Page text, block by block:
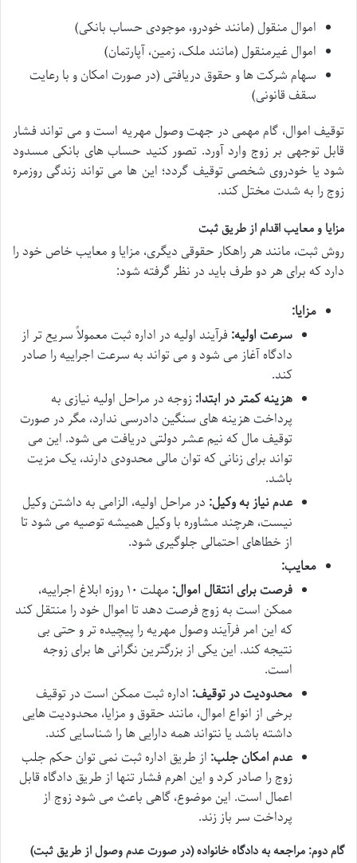
اموال منقول (مانند خودرو، موجودی حساب بانکی)
اموال غیرمنقول (مانند ملک، زمین، آپارتمان)
سهام شرکت ها و حقوق دریافتی (در صورت امکان و با رعایت
سقف قانونی)
توقیف اموال، گام مهمی در جهت وصول مهریه است و می تواند فشار
قابل توجهی بر زوج وارد آورد. تصور کنید حساب های بانکی مسدود
شود یا خودروی شخصی توقیف گردد؛ این ها می تواند زندگی روزمره
زوج را به شدت مختل کند.
مزایا و معایب اقدام از طریق ثبت
روش ثبت، مانند هر راهکار حقوقی دیگری، مزایا و معایب خاص خود را
دارد که برای هر دو طرف باید در نظر گرفته شود:
مزایا:
سرعت اولیه: فرآیند اولیه در اداره ثبت معمولاً سریع تر از
دادگاه آغاز می شود و می تواند به سرعت اجراییه را صادر
کند.
هزینه کمتر در ابتدا:زوجه در مراحل اولیه نیازی به
پرداخت هزینه های سنگین دادرسی ندارد، مگر در صورت
توقیف مال که نیم عشر دولتی دریافت می شود. این می
تواند برای زنانی که توان مالی محدودی دارند، یک مزیت
باشد.
عدم نیاز به وکیل: در مراحل اولیه، الزامی به داشتن وکیل
نیست، هرچند مشاوره با وکیل همیشه توصیه می شود تا
از خطاهای احتمالی جلوگیری شود.
معایب:
فرصت برای انتقال اموال:
مهلت ۱۰ روزه ابلاغ اجراییه،
ممکن است به زوج فرصت دهد تا اموال خود را منتقل کند
که این امر فرآیند وصول مهریه را پیچیده تر و حتی بی
نتیجه کند. این یکی از بزرگترین نگرانی ها برای زوجه
است.
محدودیت در توقیف: اداره ثبت ممکن است در توقیف
برخی از انواع اموال، مانند حقوق و مزایا، محدودیت هایی
داشته باشد یا نتواند همه دارایی ها را شناسایی کند.
عدم امکان جلب: از طریق اداره ثبت نمی توان حکم جلب
زوج را صادر کرد و این اهرم فشار تنها از طریق دادگاه قابل
اعمال است. این موضوع، گاهی باعث می شود زوج از
پرداخت سر باز زند.
گام دوم: مراجعه به دادگاه خانواده (در صورت عدم وصول از طریق ثبت)